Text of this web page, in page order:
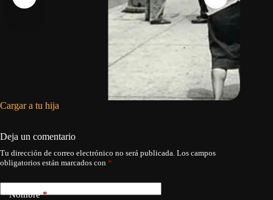
Cargar a tu hija
Deja un comentario
Tu dirección de correo electrónico no será publicada. Los campos
obligatorios están marcados con *
Nombre*